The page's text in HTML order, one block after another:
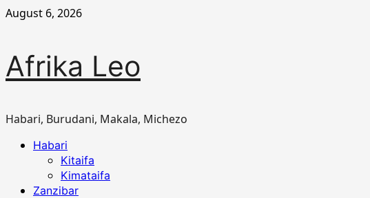
Skip
August 6, 2026
Afrika Leo
Habari, Burudani, Makala, Michezo
PrimaryHabari
Kitaifa
Kimataifa
Zanzibar